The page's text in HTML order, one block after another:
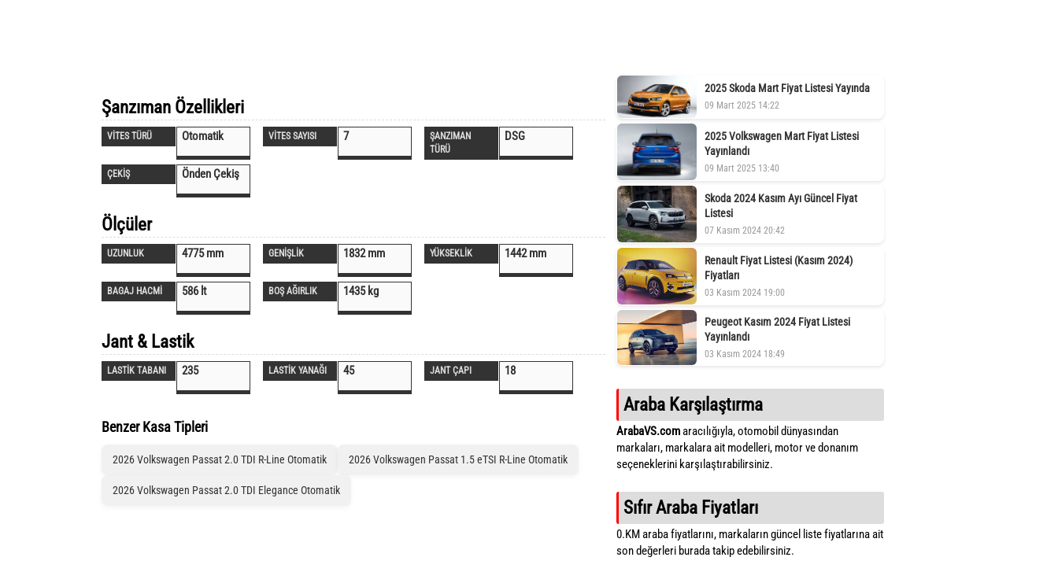
Şanzıman Özellikleri
VİTES TÜRÜ Otomatik VİTES SAYISI 7
ŞANZIMAN
TÜRÜ
DSG
ÇEKİŞ Önden Çekiş
Ölçüler
UZUNLUK 4775 mm GENİŞLİK 1832 mm YÜKSEKLİK 1442 mm
BAGAJ HACMİ 586 lt BOŞ AĞIRLIK 1435 kg
Jant & Lastik
LASTİK TABANI 235 LASTİK YANAĞI 45 JANT ÇAPI 18
Benzer Kasa Tipleri
2026 Volkswagen Passat 2.0 TDI R-Line Otomatik 2026 Volkswagen Passat 1.5 eTSI R-Line Otomatik
2026 Volkswagen Passat 2.0 TDI Elegance Otomatik
2025 Skoda Mart Fiyat Listesi Yayında
09 Mart 2025 14:22
2025 Volkswagen Mart Fiyat Listesi
Yayınlandı
09 Mart 2025 13:40
Skoda 2024 Kasım Ayı Güncel Fiyat
Listesi
07 Kasım 2024 20:42
Renault Fiyat Listesi (Kasım 2024)
Fiyatları
03 Kasım 2024 19:00
Peugeot Kasım 2024 Fiyat Listesi
Yayınlandı
03 Kasım 2024 18:49
Araba Karşılaştırma
ArabaVS.comaracılığıyla, otomobil dünyasından
markaları, markalara ait modelleri, motor ve donanım
seçeneklerini karşılaştırabilirsiniz.
Sıfır Araba Fiyatları
0.KM araba fiyatlarını, markaların güncel liste fiyatlarına ait
son değerleri burada takip edebilirsiniz.